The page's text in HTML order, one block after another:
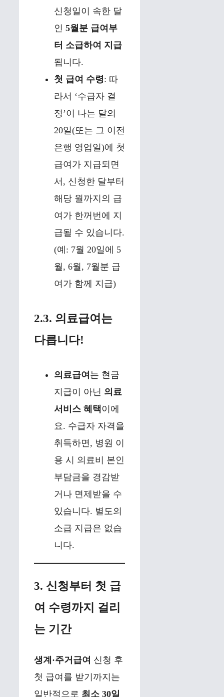
신청일이 속한 달
인 5월분 급여부
터 소급하여 지급
됩니다.
첫 급여 수령: 따
라서 ‘수급자 결
정’이 나는 달의
20일(또는 그 이전
은행 영업일)에 첫
급여가 지급되면
서, 신청한 달부터
해당 월까지의 급
여가 한꺼번에 지
급될 수 있습니다.
(예: 7월 20일에 5
월, 6월, 7월분 급
여가 함께 지급)
2.3. 의료급여는
다릅니다!
의료급여 는 현금
지급이 아닌 의료
서비스 혜택이에
요. 수급자 자격을
취득하면, 병원 이
용 시 의료비 본인
부담금을 경감받
거나 면제받을 수
있습니다. 별도의
소급 지급은 없습
니다.
3. 신청부터 첫 급
여 수령까지 걸리
는 기간
생계·주거급여 신청 후
첫 급여를 받기까지는
일반적으로 최소 30일